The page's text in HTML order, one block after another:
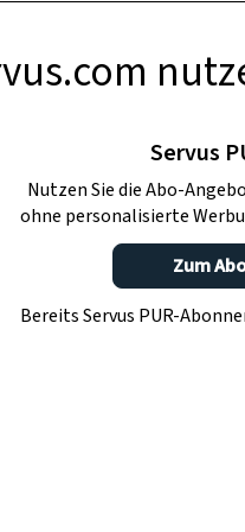
wenigen
Mitteln
Servus
Nutzen Sie die Abo-
ohne personalisierte
Zum
Bereits Servus PUR-